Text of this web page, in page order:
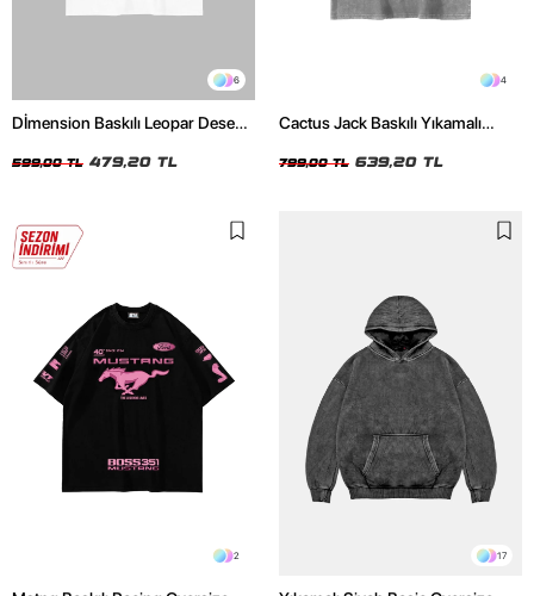
6
Dİmension Baskılı Leopar Desenli
Tshirt
599,00 TL 479,20 TL
4
Cactus Jack Baskılı Yıkamalı
799,00 TL 639,20 TL
2 17